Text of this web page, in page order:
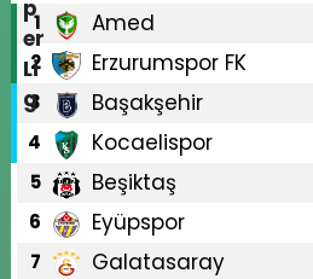
1 Amed
2 Erzurumspor FK
3 Başakşehir
4 Kocaelispor
5 Beşiktaş
6 Eyüpspor
7 Galatasaray